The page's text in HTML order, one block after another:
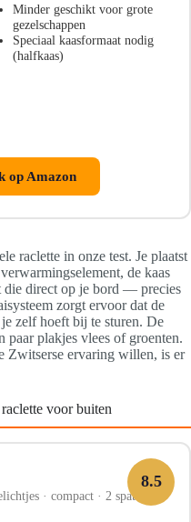
Minder geschikt voor grote
gezelschappen
Speciaal kaasformaat nodig
(halfkaas)
op Amazon
raclette in onze test. Je plaatst
de kaas
die direct op je bord — precies
zorgt ervoor dat de
zelf hoeft bij te sturen. De
plakjes vlees of groenten.
Zwitserse ervaring willen, is er
voor buiten
8.5
· compact · 2 spatels ·